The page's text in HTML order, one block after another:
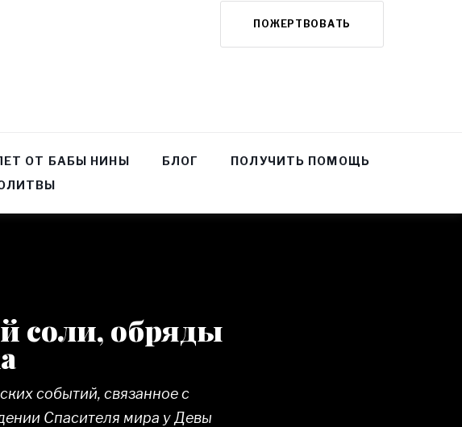
ПОЖЕРТВОВАТЬ
ОТ БАБЫ НИНЫ БЛОГ
ПОЛУЧИТЬ ПОМОЩЬ
соли, обряды
событий, связанное с
Спасителя мира у Девы